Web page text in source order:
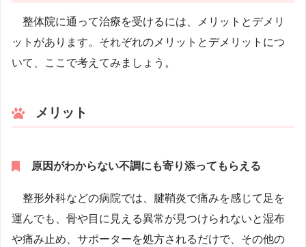
整体院に通って治療を受けるには、メリットとデメリ
ットがあります。それぞれのメリットとデメリットにつ
いて、ここで考えてみましょう。
メリット
原因がわからない不調にも寄り添ってもらえる
整形外科などの病院では、腱鞘炎で痛みを感じて足を
運んでも、骨や目に見える異常が見つけられないと湿布
や痛み止め、サポーターを処方されるだけで、その他の